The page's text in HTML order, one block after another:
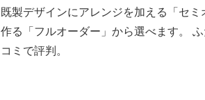
既製デザインにアレンジを加える「セ
作る「フルオーダー」から選べます。
コミで評判。